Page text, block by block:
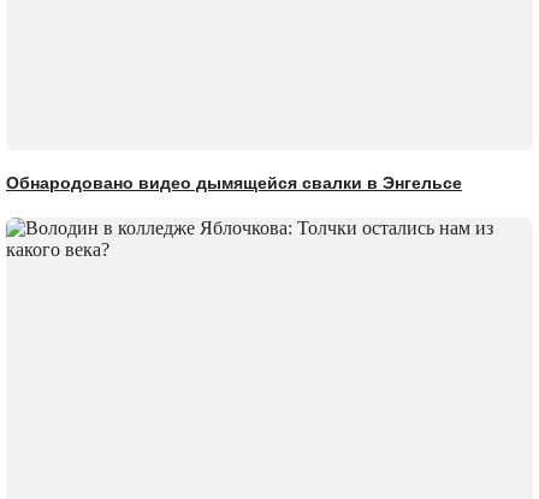
Обнародовано видео дымящейся свалки в Энгельсе